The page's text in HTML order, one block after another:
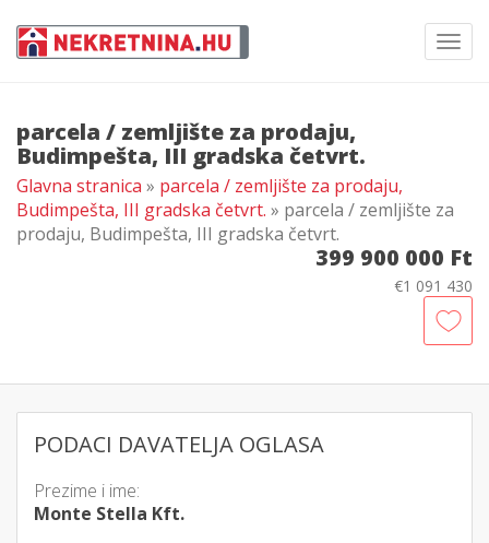
parcela / zemljište za prodaju,
Budimpešta, III gradska četvrt.
Glavna stranica » parcela / zemljište za prodaju,
Budimpešta, III gradska četvrt. » parcela / zemljište za
prodaju, Budimpešta, III gradska četvrt.
399 900 000 Ft
€1 091 430
PODACI DAVATELJA OGLASA
Prezime i ime:
Monte Stella Kft.